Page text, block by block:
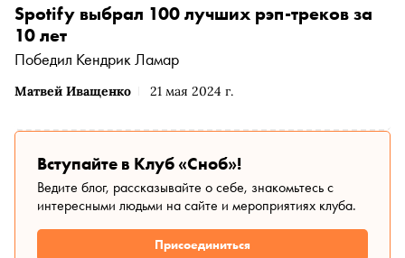
Матвей Иващенко 21 мая 2024 г.
Spotify выбрал 100 лучших рэп-треков за
10 лет
Победил Кендрик Ламар
Вступайте в Клуб «Сноб»!
Ведите блог, рассказывайте о себе, знакомьтесь с
интересными людьми на сайте и мероприятиях клуба.
Присоединиться